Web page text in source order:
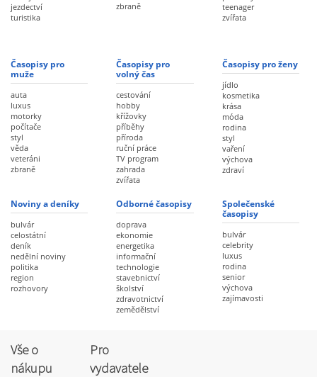
jezdectví
turistika
zbraně
teenager
zvířata
Časopisy pro
muže
auta
luxus
motorky
počítače
styl
věda
veteráni
zbraně
Časopisy pro
volný čas
cestování
hobby
křížovky
příběhy
příroda
ruční práce
TV program
zahrada
zvířata
Časopisy pro ženy
jídlo
kosmetika
krása
móda
rodina
styl
vaření
výchova
zdraví
Noviny a deníky
bulvár
celostátní
deník
nedělní noviny
politika
region
rozhovory
Odborné časopisy
doprava
ekonomie
energetika
informační
technologie
stavebnictví
školství
zdravotnictví
zemědělství
Společenské
časopisy
bulvár
celebrity
luxus
rodina
senior
výchova
zajímavosti
Vše o
nákupu
Pro
vydavatele